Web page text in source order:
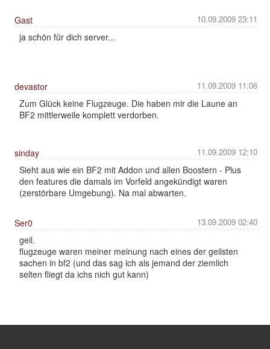
10.09.2009 23:11
Gast
ja schön für dich server...
11.09.2009 11:06
devastor
Zum Glück keine Flugzeuge. Die haben mir die Laune an
BF2 mittlerweile komplett verdorben.
11.09.2009 12:10
sinday
Sieht aus wie ein BF2 mit Addon und allen Boostern - Plus
den features die damals im Vorfeld angekündigt waren
(zerstörbare Umgebung). Na mal abwarten.
13.09.2009 02:40
Ser0
geil.
flugzeuge waren meiner meinung nach eines der geilsten
sachen in bf2 (und das sag ich als jemand der ziemlich
selten fliegt da ichs nich gut kann)